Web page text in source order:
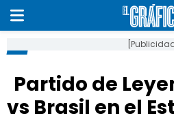
Partido de
vs Brasil en el